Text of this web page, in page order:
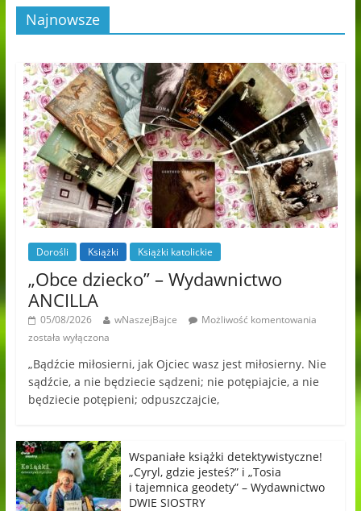
Najnowsze
Dorośli Książki Książki katolickie
„Obce dziecko” – Wydawnictwo
ANCILLA
05/08/2026 wNaszejBajce
Możliwość komentowania
została wyłączona
„Bądźcie miłosierni, jak Ojciec wasz jest miłosierny. Nie
sądźcie, a nie będziecie sądzeni; nie potępiajcie, a nie
będziecie potępieni; odpuszczajcie,
Wspaniałe książki detektywistyczne!
„Cyryl, gdzie jesteś?” i „Tosia
i tajemnica geodety” – Wydawnictwo
DWIE SIOSTRY